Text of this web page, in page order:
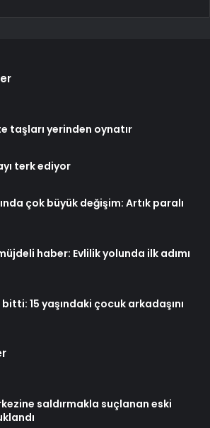
taşları yerinden oynatır
terk ediyor
çok büyük değişim: Artık paralı
haber: Evlilik yolunda ilk adımı
15 yaşındaki çocuk arkadaşını
saldırmakla suçlanan eski